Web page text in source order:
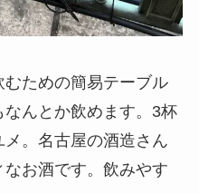
ための簡易テーブル
んとか飲めます。3杯
。名古屋の酒造さん
お酒です。飲みやす